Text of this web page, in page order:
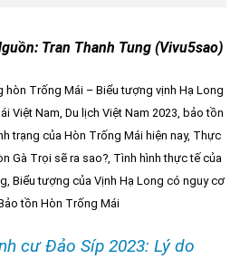
Tran Thanh Tung (Vivu5sao)
hòn Trống Mái – Biểu tượng vịnh Hạ Long
Việt Nam, Du lịch Việt Nam 2023, bảo tồn
trạng của Hòn Trống Mái hiện nay, Thực
Gà Trọi sẽ ra sao?, Tình hình thực tế của
Biểu tượng của Vịnh Hạ Long có nguy cơ
tồn Hòn Trống Mái
cư Đảo Síp 2023: Lý do